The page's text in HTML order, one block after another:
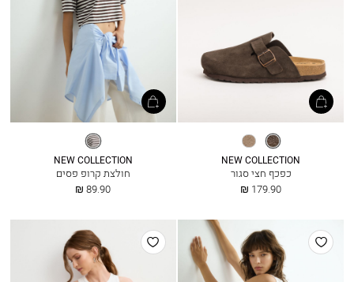
חום
טבעי
אגוז
NEW COLLECTION
כפכף חצי סגור
החל
179.90 ₪
פסים
NEW COLLECTION
חולצת קרופ פסים
החל
89.90 ₪
הוסף
למועדפים
הוסף
למועדפים